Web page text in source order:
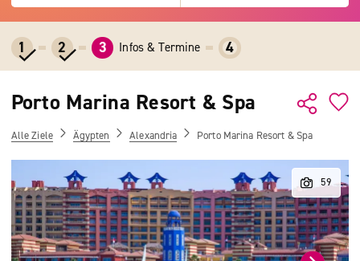
1 2 3 Infos & Termine 4
Porto Marina Resort & Spa
Alle Ziele Ägypten Alexandria Porto Marina Resort & Spa